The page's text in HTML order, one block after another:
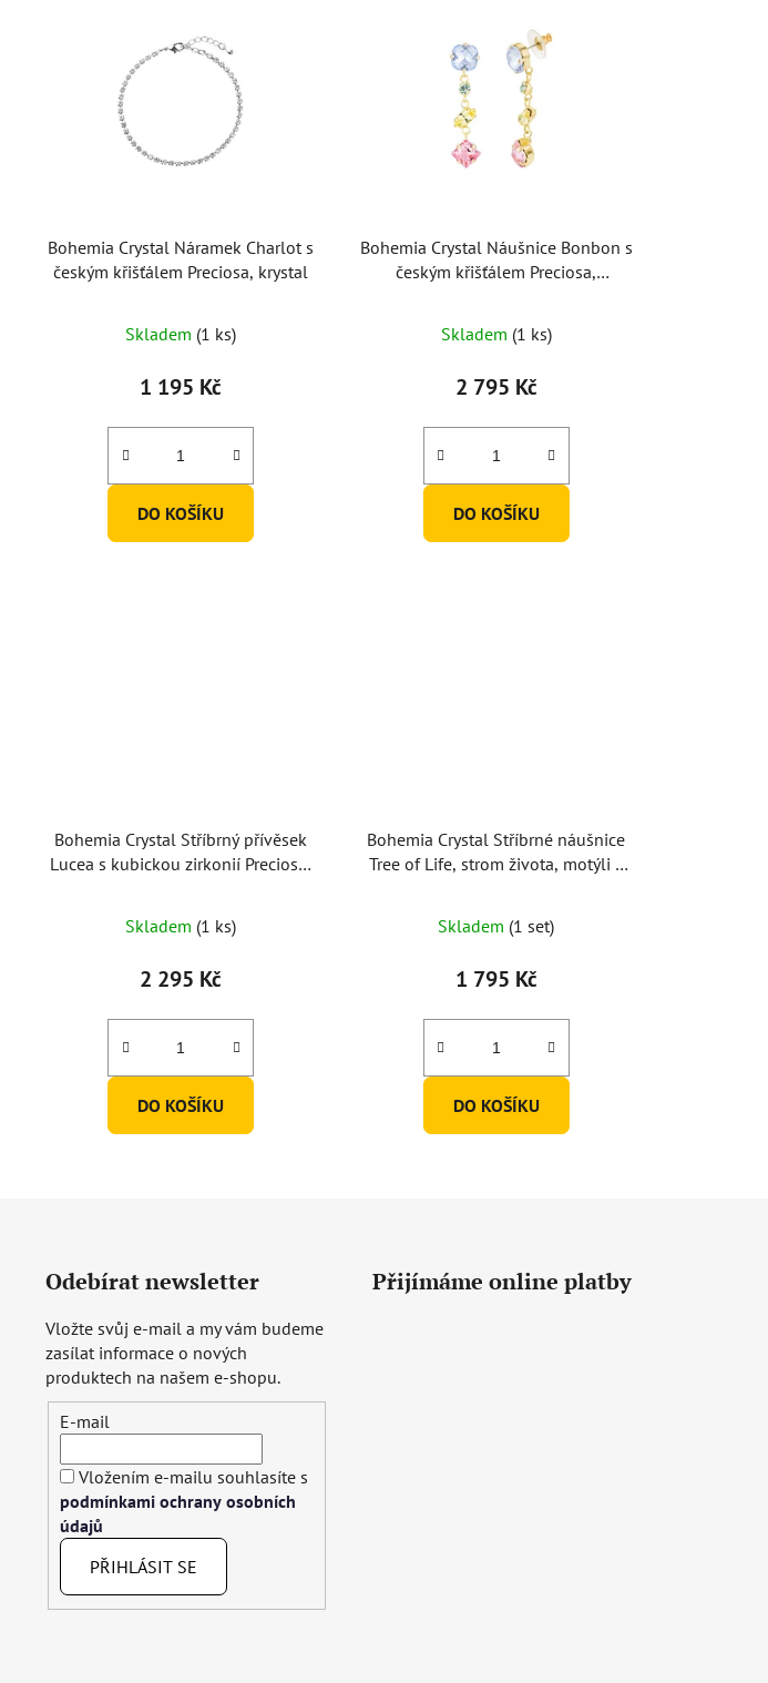
Bohemia Crystal Náramek Charlot s
českým křišťálem Preciosa, krystal
Skladem (1 ks)
1 195 Kč
DO KOŠÍKU
Bohemia Crystal Náušnice Bonbon s
českým křišťálem Preciosa,
Skladem (1 ks)
2 795 Kč
DO KOŠÍKU
Bohemia Crystal Stříbrný přívěsek
Lucea s kubickou zirkonií Preciosa,
Skladem (1 ks)
2 295 Kč
DO KOŠÍKU
Bohemia Crystal Stříbrné náušnice
Tree of Life, strom života, motýli s
Skladem (1 set)
1 795 Kč
DO KOŠÍKU
Odebírat newsletter
Vložte svůj e-mail a my vám budeme
zasílat informace o nových
produktech na našem e-shopu.
E-mail
Vložením e-mailu souhlasíte s
podmínkami ochrany osobních
údajů
PŘIHLÁSIT SE
Přijímáme online platby